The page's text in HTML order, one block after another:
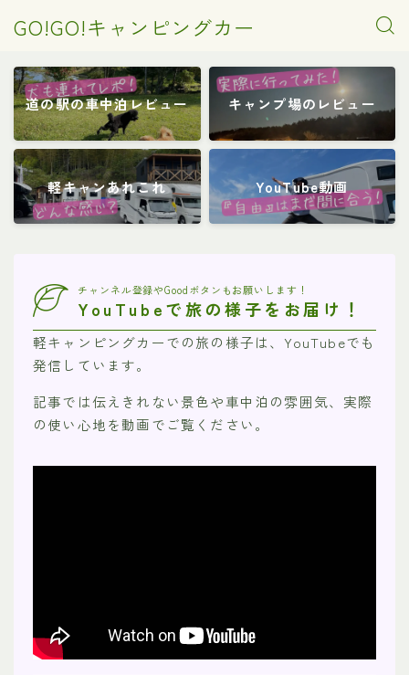
GO!GO!キャンピングカー
道の駅の車中泊レビュー キャンプ場のレビュー
軽キャンあれこれ YouTube動画
チャンネル登録やGoodボタンもお願いします！
YouTubeで旅の様子をお届け！
軽キャンピングカーでの旅の様子は、YouTubeでも
発信しています。
記事では伝えきれない景色や車中泊の雰囲気、実際
の使い心地を動画でご覧ください。